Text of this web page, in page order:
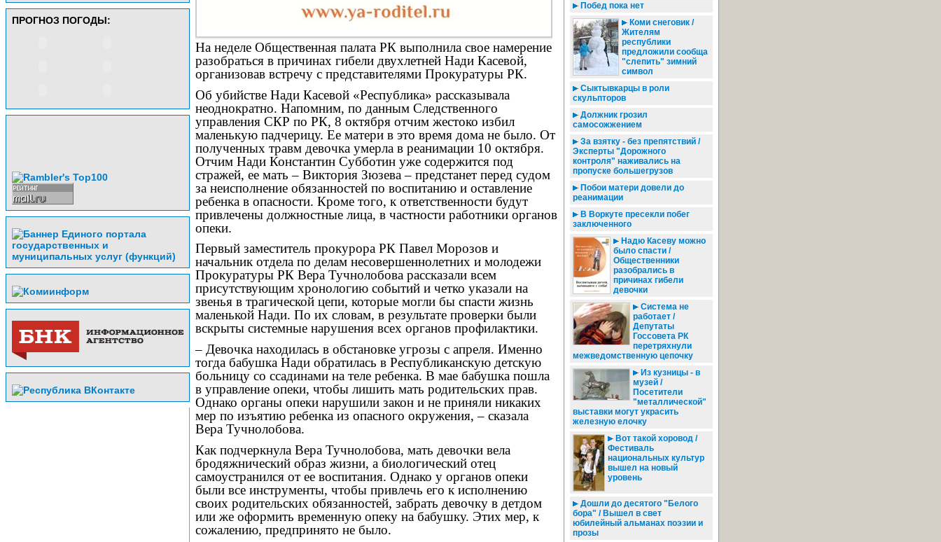
ПРОГНОЗ ПОГОДЫ:
На неделе Общественная палата РК выполнила свое намерение
разобраться в причинах гибели двухлетней Нади Касевой,
организовав встречу с представителями Прокуратуры РК.
Об убийстве Нади Касевой «Республика» рассказывала
неоднократно. Напомним, по данным Следственного
управления СКР по РК, 8 октября отчим жестоко избил
маленькую падчерицу. Ее матери в это время дома не было. От
полученных травм девочка умерла в реанимации 10 октября.
Отчим Нади Константин Субботин уже содержится под
стражей, ее мать – Виктория Зюзева – предстанет перед судом
за неисполнение обязанностей по воспитанию и оставление
ребенка в опасности. Кроме того, к ответственности будут
привлечены должностные лица, в частности работники органов
опеки.
Первый заместитель прокурора РК Павел Морозов и
начальник отдела по делам несовершеннолетних и молодежи
Прокуратуры РК Вера Тучнолобова рассказали всем
присутствующим хронологию событий и четко указали на
звенья в трагической цепи, которые могли бы спасти жизнь
маленькой Нади. По их словам, в результате проверки были
вскрыты системные нарушения всех органов профилактики.
– Девочка находилась в обстановке угрозы с апреля. Именно
тогда бабушка Нади обратилась в Республиканскую детскую
больницу со ссадинами на теле ребенка. В мае бабушка пошла
в управление опеки, чтобы лишить мать родительских прав.
Однако органы опеки нарушили закон и не приняли никаких
мер по изъятию ребенка из опасного окружения, – сказала
Вера Тучнолобова.
Как подчеркнула Вера Тучнолобова, мать девочки вела
бродяжнический образ жизни, а биологический отец
самоустранился от ее воспитания. Однако у органов опеки
были все инструменты, чтобы привлечь его к исполнению
своих родительских обязанностей, забрать девочку в детдом
или же оформить временную опеку на бабушку. Этих мер, к
сожалению, предпринято не было.
Побед пока нет
Коми снеговик /
Жителям
республики
предложили сообща
"слепить" зимний
символ
Сыктывкарцы в роли
скульпторов
Должник грозил
самосожжением
За взятку - без препятствий /
Эксперты "Дорожного
контроля" наживались на
пропуске большегрузов
Побои матери довели до
реанимации
В Воркуте пресекли побег
заключенного
Надю Касеву можно
было спасти /
Общественники
разобрались в
причинах гибели
девочки
Система не
работает /
Депутаты
Госсовета РК
перетряхнули
межведомственную цепочку
Из кузницы - в
музей /
Посетители
"металлической"
выставки могут украсить
железную елочку
Вот такой хоровод /
Фестиваль
национальных культур
вышел на новый
уровень
Дошли до десятого "Белого
бора" / Вышел в свет
юбилейный альманах поэзии и
прозы